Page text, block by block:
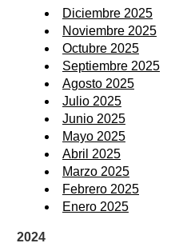
Diciembre 2025
Noviembre 2025
Octubre 2025
Septiembre 2025
Agosto 2025
Julio 2025
Junio 2025
Mayo 2025
Abril 2025
Marzo 2025
Febrero 2025
Enero 2025
2024